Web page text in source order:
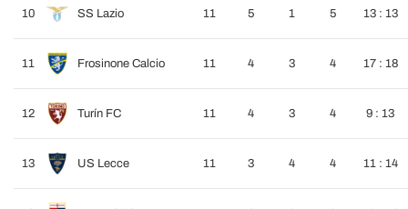
10 SS Lazio 11 5 1 5 13 : 13
11 Frosinone Calcio 11 4 3 4 17 : 18
12 Turín FC 11 4 3 4 9 : 13
13 US Lecce 11 3 4 4 11 : 14